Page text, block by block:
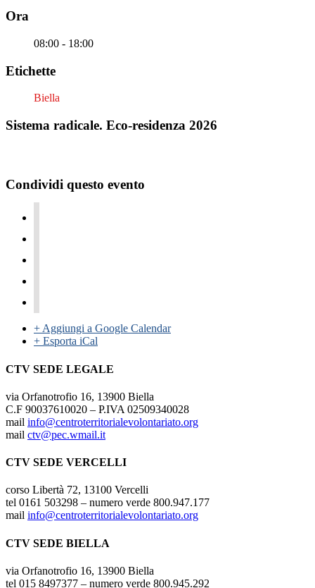
Ora
08:00 - 18:00
Etichette
Biella
Sistema radicale. Eco-residenza 2026
Condividi questo evento
+ Aggiungi a Google Calendar
+ Esporta iCal
CTV SEDE LEGALE
via Orfanotrofio 16, 13900 Biella
C.F 90037610020 – P.IVA 02509340028
mail info@centroterritorialevolontariato.org
mail ctv@pec.wmail.it
CTV SEDE VERCELLI
corso Libertà 72, 13100 Vercelli
tel 0161 503298 – numero verde 800.947.177
mail info@centroterritorialevolontariato.org
CTV SEDE BIELLA
via Orfanotrofio 16, 13900 Biella
tel 015 8497377 – numero verde 800.945.292